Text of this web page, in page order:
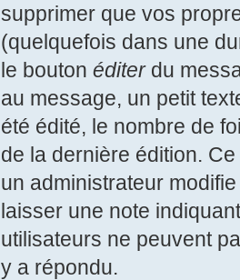
supprimer que vos
(quelquefois dans une
le bouton éditerdu
au message, un petit
été édité, le nombre de
de la dernière édition.
un administrateur
laisser une note
utilisateurs ne peuvent
y a répondu.